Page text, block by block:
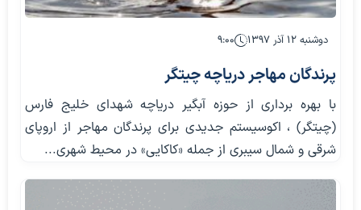
دوشنبه ۱۲ آذر ۱۳۹۷ ۹:۰۰
پرندگان مهاجر دریاچه چیتگر
با بهره برداری از حوزه آبگیر دریاچه شهدای خلیج فارس
(چیتگر) ، اکوسیستم جدیدی برای پرندگان مهاجر از اروپای
شرقی و شمال سیبری از جمله «کاکایی» در محیط شهری...